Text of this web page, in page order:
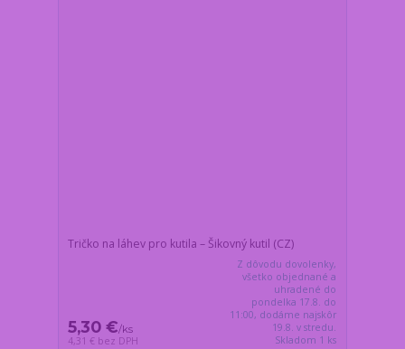
Tričko na láhev pro kutila – Šikovný kutil (CZ)
5,30 €/ks
4,31 € bez DPH
Z dôvodu dovolenky,
všetko objednané a
uhradené do
pondelka 17.8. do
11:00, dodáme najskôr
19.8. v stredu.
Skladom 1 ks